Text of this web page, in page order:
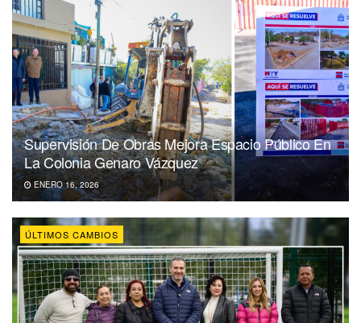
Supervisión De Obras Mejora Espacio Público En
La Colonia Genaro Vázquez
ENERO 16, 2026
ÚLTIMOS CAMBIOS